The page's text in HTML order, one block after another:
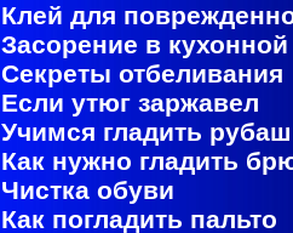
Клей для
Засорение в
Секреты отбеливания
Если утюг заржавел
Учимся гладить
Как нужно гладить
Чистка обуви
Как погладить пальто